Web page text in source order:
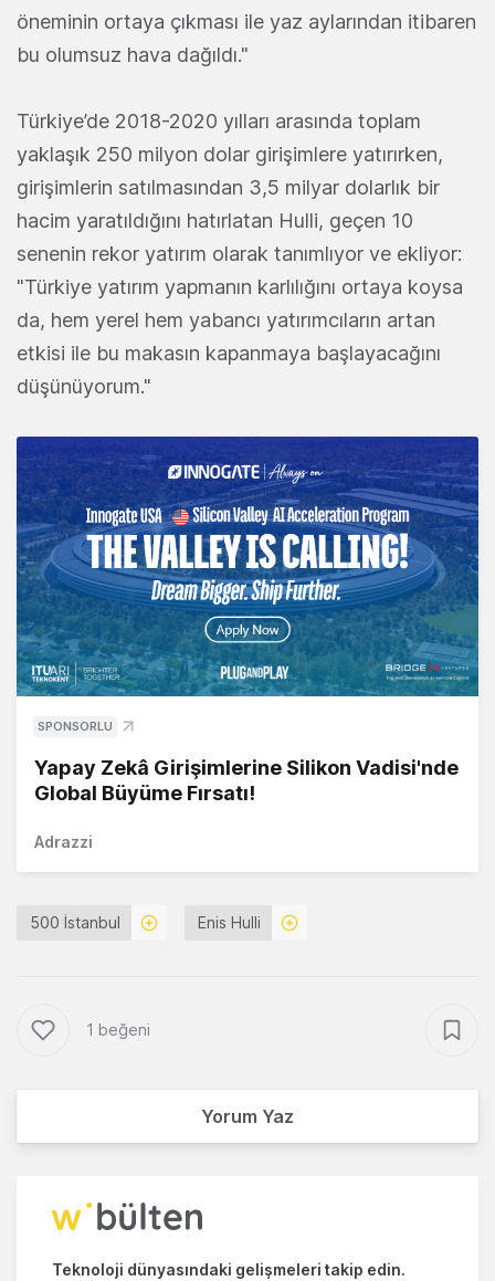
öneminin ortaya çıkması ile yaz aylarından itibaren
bu olumsuz hava dağıldı."
Türkiye’de 2018-2020 yılları arasında toplam
yaklaşık 250 milyon dolar girişimlere yatırırken,
girişimlerin satılmasından 3,5 milyar dolarlık bir
hacim yaratıldığını hatırlatan Hulli, geçen 10
senenin rekor yatırım olarak tanımlıyor ve ekliyor:
"Türkiye yatırım yapmanın karlılığını ortaya koysa
da, hem yerel hem yabancı yatırımcıların artan
etkisi ile bu makasın kapanmaya başlayacağını
düşünüyorum."
SPONSORLU
Yapay Zekâ Girişimlerine Silikon Vadisi'nde
Global Büyüme Fırsatı!
Adrazzi
500 İstanbul Enis Hulli
1 beğeni
Yorum Yaz
Teknoloji dünyasındaki gelişmeleri takip edin.